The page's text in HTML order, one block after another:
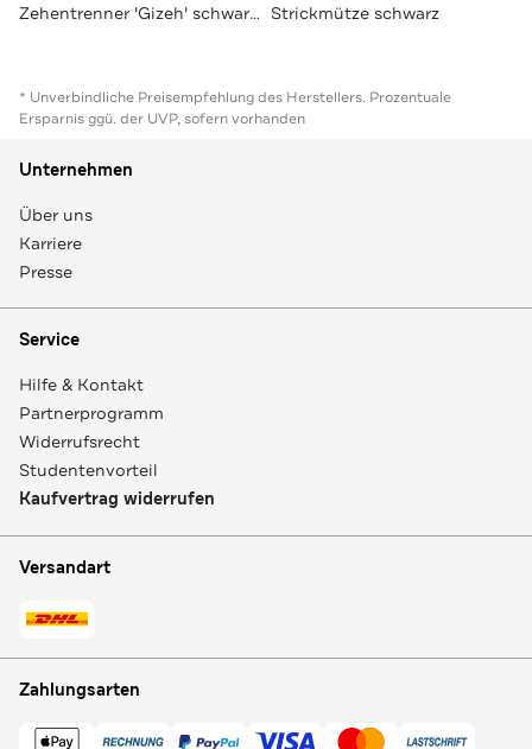
Zehentrenner 'Gizeh' schwarz unisex Strickmütze schwarz
* Unverbindliche Preisempfehlung des Herstellers. Prozentuale
Ersparnis ggü. der UVP, sofern vorhanden
Unternehmen
Über uns
Karriere
Presse
Service
Hilfe & Kontakt
Partnerprogramm
Widerrufsrecht
Studentenvorteil
Kaufvertrag widerrufen
Versandart
Zahlungsarten